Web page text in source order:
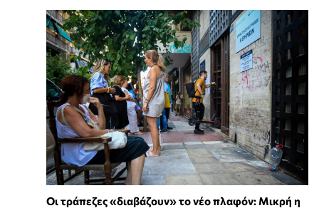
Οι τράπεζες «διαβάζουν» το νέο πλαφόν: Μικρή η